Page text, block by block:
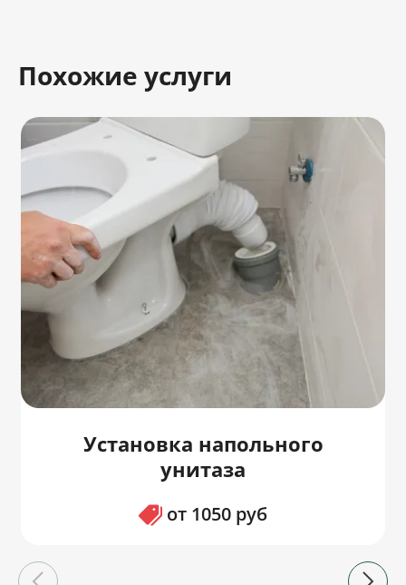
Похожие услуги
Установка напольного
унитаза
от 1050 руб